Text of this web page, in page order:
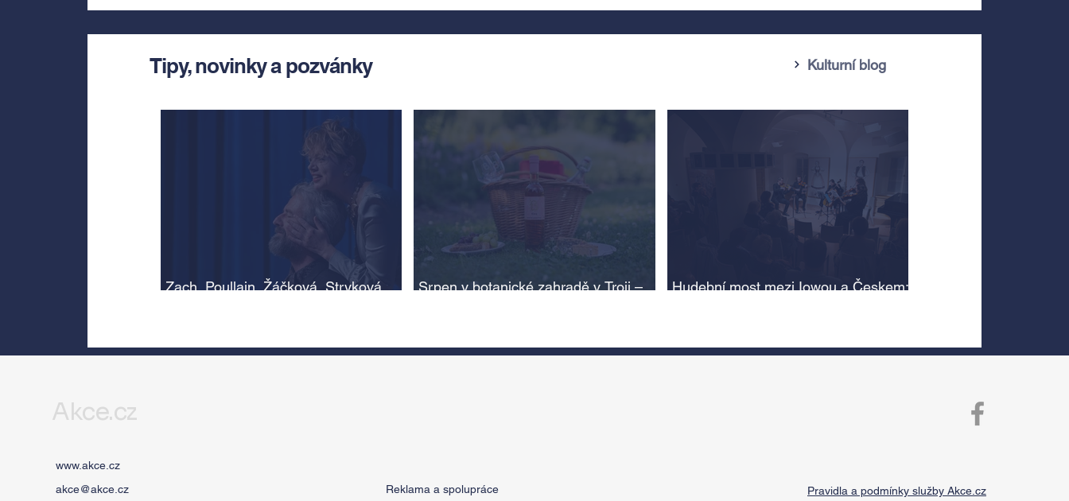
Tipy, novinky a pozvánky Kulturní blog
Zach, Poullain, Žáčková, Stryková,
Srpen v botanické zahradě v Troji –
Hudební most mezi Iowou a Českem:
Akce.cz
www.akce.cz
akce@akce.cz
Reklama a spolupráce Pravidla a podmínky služby Akce.cz